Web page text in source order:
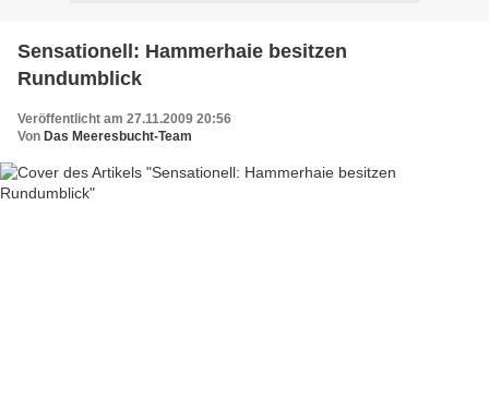
Sensationell: Hammerhaie besitzen
Rundumblick
Veröffentlicht am 27.11.2009 20:56
Von Das Meeresbucht-Team